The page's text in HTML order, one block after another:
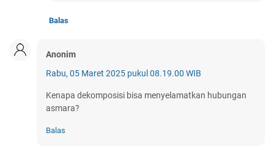
Balas
Anonim
Rabu, 05 Maret 2025 pukul 08.19.00 WIB
Kenapa dekomposisi bisa menyelamatkan hubungan
asmara?
Balas